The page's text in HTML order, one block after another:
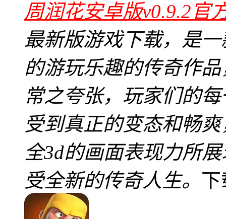
周润花安卓版v0.9.2官
最新版游戏下载，是
的游玩乐趣的传奇作
常之夸张，玩家们的
受到真正的变态和畅
全3d的画面表现力所
受全新的传奇人生。 下